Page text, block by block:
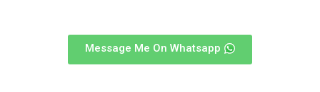
Message Me On Whatsapp